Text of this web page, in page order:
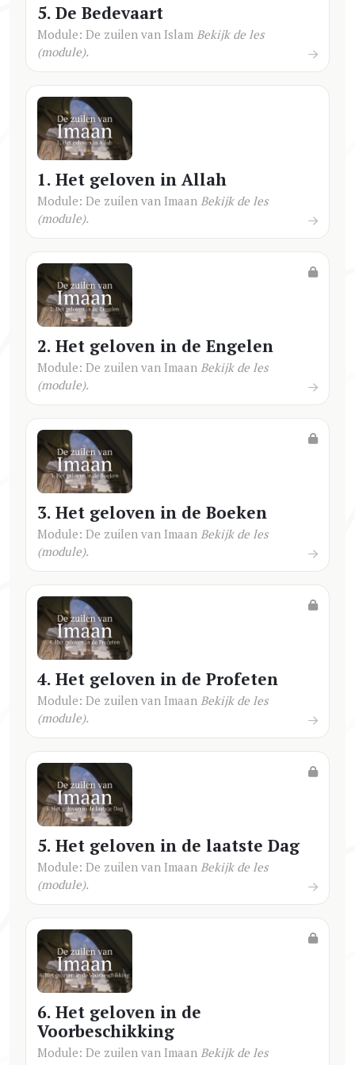
5. De Bedevaart
Module: De zuilen van Islam Bekijk de les
(module).
1. Het geloven in Allah
Module: De zuilen van Imaan Bekijk de les
(module).
2. Het geloven in de Engelen
Module: De zuilen van Imaan Bekijk de les
(module).
3. Het geloven in de Boeken
Module: De zuilen van Imaan Bekijk de les
(module).
4. Het geloven in de Profeten
Module: De zuilen van Imaan Bekijk de les
(module).
5. Het geloven in de laatste Dag
Module: De zuilen van Imaan Bekijk de les
(module).
6. Het geloven in de
Voorbeschikking
Module: De zuilen van Imaan Bekijk de les